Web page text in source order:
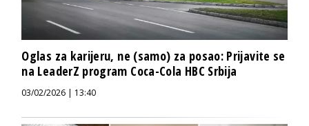
Oglas za karijeru, ne (samo) za posao: Prijavite se
na LeaderZ program Coca-Cola HBC Srbija
03/02/2026 | 13:40